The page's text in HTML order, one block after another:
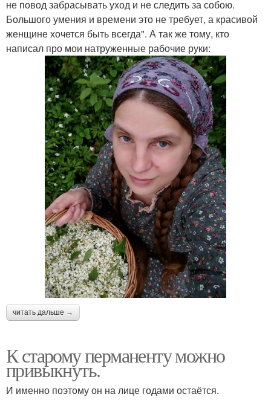
не повод забрасывать уход и не следить за собою.
Большого умения и времени это не требует, а красивой
женщине хочется быть всегда". А так же тому, кто
написал про мои натруженные рабочие руки:
читать дальше →
К старому перманенту можно
привыкнуть.
И именно поэтому он на лице годами остаётся.